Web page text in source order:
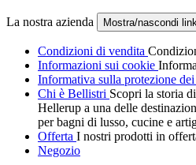
La nostra azienda Mostra/nascondi
Condizioni di vendita
Informazioni sui cookie
Informativa sulla protezione
Chi è Bellistri Scopri la storia
Hellerup a una delle
per bagni di lusso, cucine e
Offerta I nostri prodotti in
Negozio